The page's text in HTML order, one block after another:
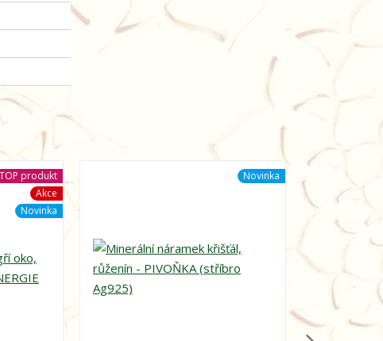
TOP produkt
Akce
Novinka
Novinka